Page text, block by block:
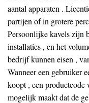
aantal apparaten .
partijen of in grotere
Persoonlijke kavels zijn
installaties , en het
bedrijf kunnen eisen ,
Wanneer een gebruiker
koopt , een productcode
mogelijk maakt dat de